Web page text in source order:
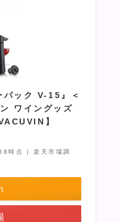
パック V-15』＜
ワイングッズ
】
時点 | 楽天市場調